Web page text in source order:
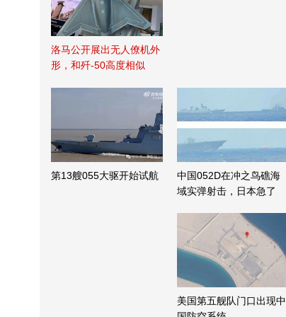
洛马公开展出无人僚机外
形，和歼-50高度相似
第13艘055大驱开始试航
中国052D在冲之鸟礁海
域实弹射击，日本急了
美国第五舰队门口出现中